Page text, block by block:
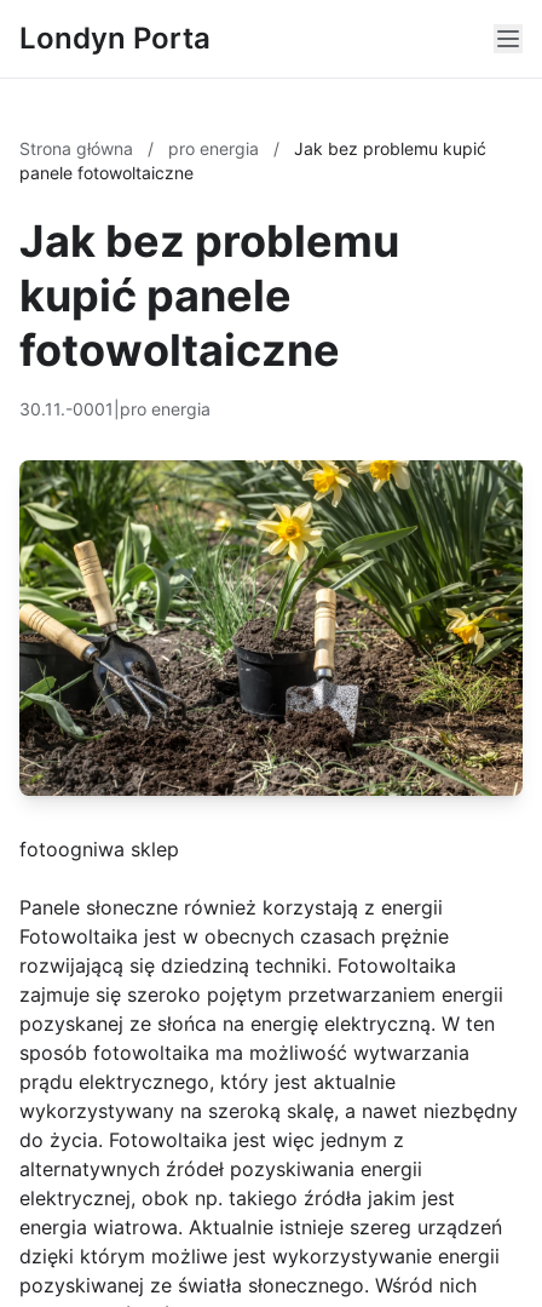
Londyn Porta
Strona główna / pro energia /
Jak bez problemu kupić
panele fotowoltaiczne
Jak bez problemu
kupić panele
fotowoltaiczne
30.11.-0001 pro energia
fotoogniwa sklep
Panele słoneczne również korzystają z energii
Fotowoltaika jest w obecnych czasach prężnie
rozwijającą się dziedziną techniki. Fotowoltaika
zajmuje się szeroko pojętym przetwarzaniem energii
pozyskanej ze słońca na energię elektryczną. W ten
sposób fotowoltaika ma możliwość wytwarzania
prądu elektrycznego, który jest aktualnie
wykorzystywany na szeroką skalę, a nawet niezbędny
do życia. Fotowoltaika jest więc jednym z
alternatywnych źródeł pozyskiwania energii
elektrycznej, obok np. takiego źródła jakim jest
energia wiatrowa. Aktualnie istnieje szereg urządzeń
dzięki którym możliwe jest wykorzystywanie energii
pozyskiwanej ze światła słonecznego. Wśród nich